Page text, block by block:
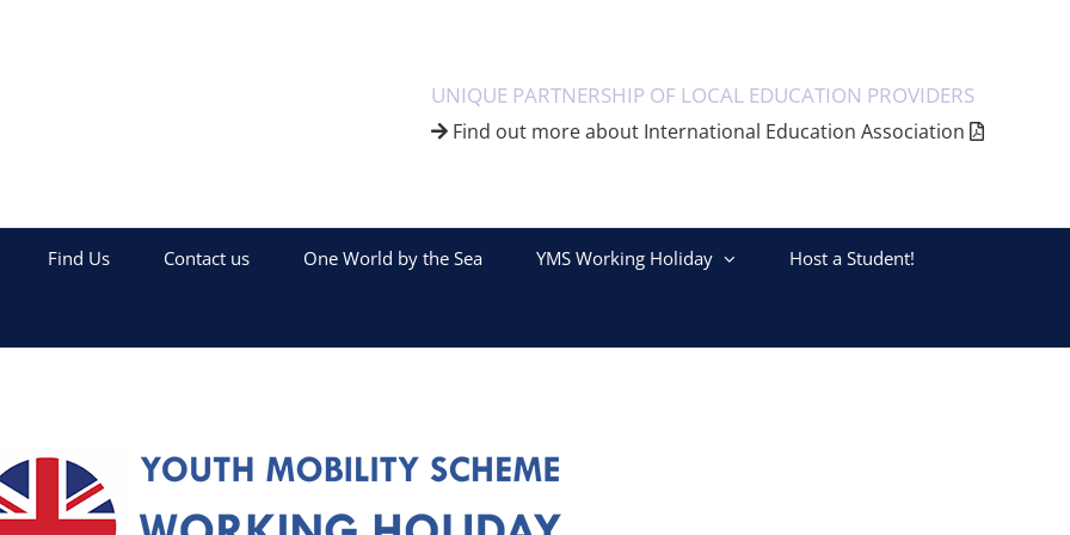
UNIQUE PARTNERSHIP OF LOCAL EDUCATION PROVIDERS
Find out more about International Education Association
Find Us Contact us One World by the Sea YMS Working Holiday Host a Student!